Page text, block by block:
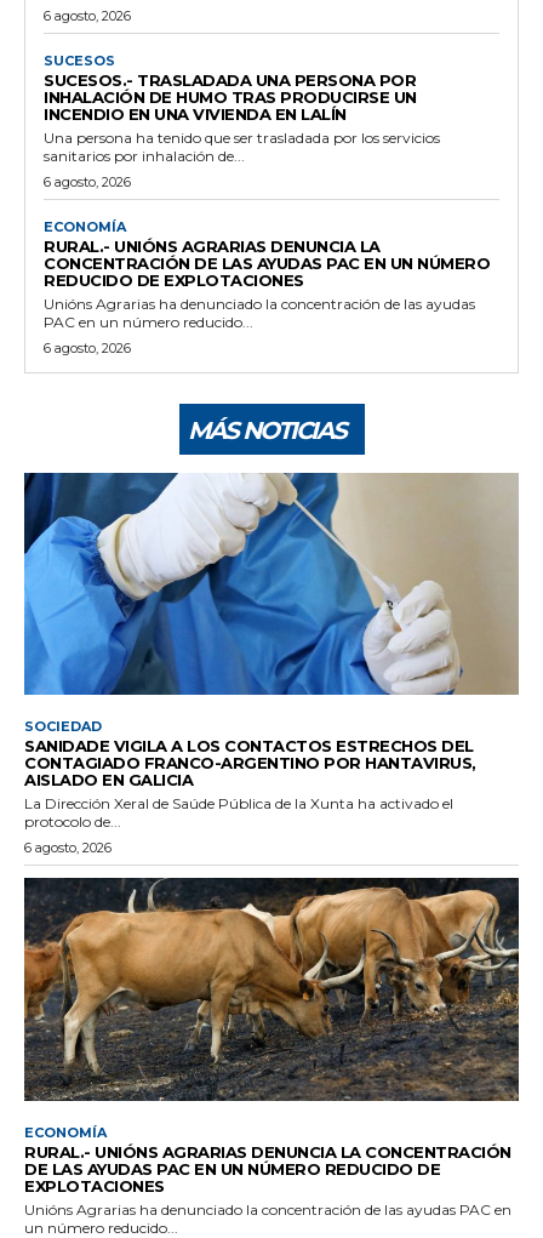
6 agosto, 2026
SUCESOS
SUCESOS.- TRASLADADA UNA PERSONA POR
INHALACIÓN DE HUMO TRAS PRODUCIRSE UN
INCENDIO EN UNA VIVIENDA EN LALÍN
Una persona ha tenido que ser trasladada por los servicios
sanitarios por inhalación de...
6 agosto, 2026
ECONOMÍA
RURAL.- UNIÓNS AGRARIAS DENUNCIA LA
CONCENTRACIÓN DE LAS AYUDAS PAC EN UN NÚMERO
REDUCIDO DE EXPLOTACIONES
Unións Agrarias ha denunciado la concentración de las ayudas
PAC en un número reducido...
6 agosto, 2026
MÁS NOTICIAS
SOCIEDAD
SANIDADE VIGILA A LOS CONTACTOS ESTRECHOS DEL
CONTAGIADO FRANCO-ARGENTINO POR HANTAVIRUS,
AISLADO EN GALICIA
La Dirección Xeral de Saúde Pública de la Xunta ha activado el
protocolo de...
6 agosto, 2026
ECONOMÍA
RURAL.- UNIÓNS AGRARIAS DENUNCIA LA CONCENTRACIÓN
DE LAS AYUDAS PAC EN UN NÚMERO REDUCIDO DE
EXPLOTACIONES
Unións Agrarias ha denunciado la concentración de las ayudas PAC en
un número reducido...